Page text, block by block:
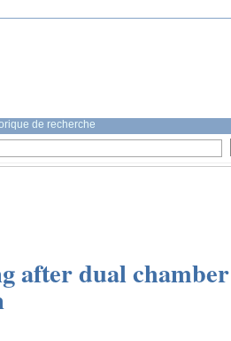
de recherche
after dual